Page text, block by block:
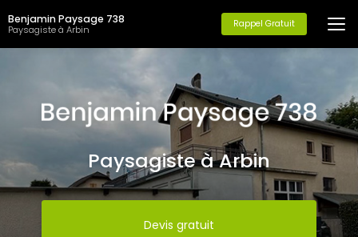
au
contenu
principal
Benjamin Paysage 738
Paysagiste à Arbin Rappel Gratuit
Paysagiste à Arbin
Devis gratuit